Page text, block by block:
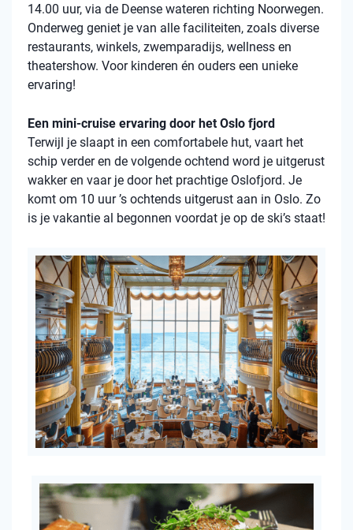
14.00 uur, via de Deense wateren richting Noorwegen.
Onderweg geniet je van alle faciliteiten, zoals diverse
restaurants, winkels, zwemparadijs, wellness en
theatershow. Voor kinderen én ouders een unieke
ervaring!
Een mini-cruise ervaring door het Oslo fjord
Terwijl je slaapt in een comfortabele hut, vaart het
schip verder en de volgende ochtend word je uitgerust
wakker en vaar je door het prachtige Oslofjord. Je
komt om 10 uur ’s ochtends uitgerust aan in Oslo. Zo
is je vakantie al begonnen voordat je op de ski’s staat!